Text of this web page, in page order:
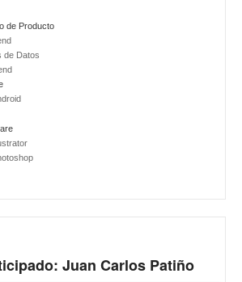
de Producto
de Datos
Juan Carlos Patiño